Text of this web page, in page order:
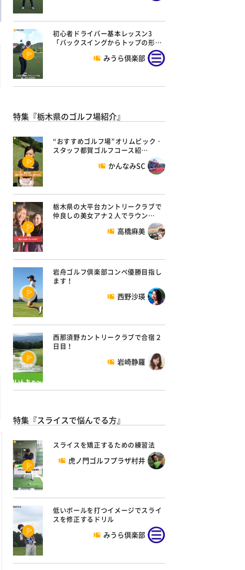
初心者ドライバー基本レッスン3
「バックスイングからトップの形…
みうら倶楽部
特集『栃木県のゴルフ場紹介』
“おすすめゴルフ場”オリムピック・
スタッフ都賀ゴルフコース紹…
かんなみSC
栃木県の大平台カントリークラブで
仲良しの美女アナ２人でラウン…
高橋麻美
岩舟ゴルフ倶楽部コンペ優勝目指し
ます！
西野沙瑛
西那須野カントリークラブで合宿２
日目！
岩崎静羅
特集『スライスで悩んでる方』
スライスを矯正するための練習法
虎ノ門ゴルフプラザ村井
低いボールを打つイメージでスライ
スを修正するドリル
みうら倶楽部